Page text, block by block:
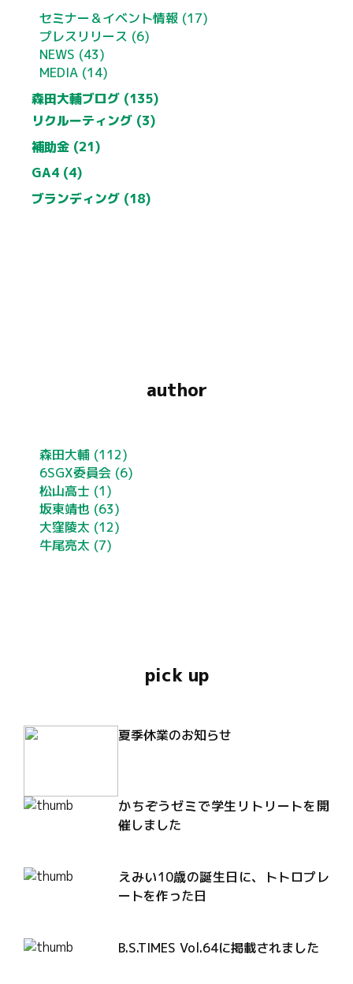
セミナー＆イベント情報 (17)
プレスリリース (6)
NEWS (43)
MEDIA (14)
森田大輔ブログ (135)
リクルーティング (3)
補助金 (21)
GA4 (4)
ブランディング (18)
author
森田大輔 (112)
6SGX委員会 (6)
松山高士 (1)
坂東靖也 (63)
大窪陵太 (12)
牛尾亮太 (7)
pick up
夏季休業のお知らせ
かちぞうゼミで学生リトリートを開
催しました
えみい10歳の誕生日に、トトロプレ
ートを作った日
B.S.TIMES Vol.64に掲載されました